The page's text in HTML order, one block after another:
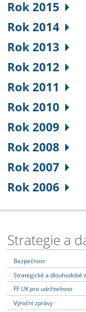
Rok 2015
Rok 2014
Rok 2013
Rok 2012
Rok 2011
Rok 2010
Rok 2009
Rok 2008
Rok 2007
Rok 2006
Strategie a
Bezpečnost
Strategické a dlouhodobé
FF UK pro udržitelnost
Výroční zprávy